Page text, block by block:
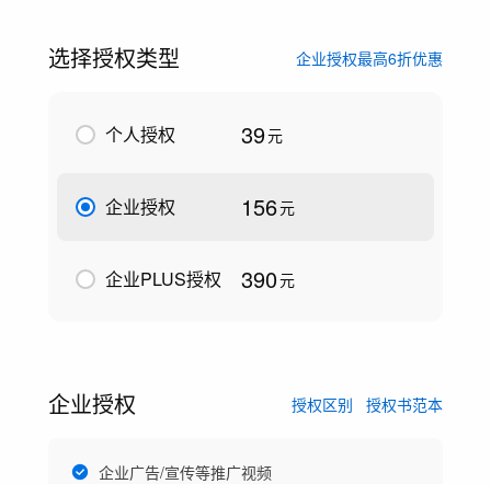
选择授权类型 企业授权最高6折优惠
个人授权 39元
企业授权 156元
企业PLUS授权 390元
企业授权 授权区别 授权书范本
企业广告/宣传等推广视频